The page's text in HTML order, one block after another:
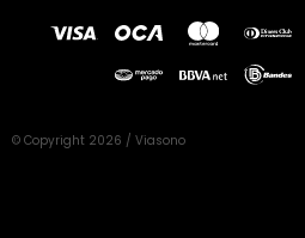
© Copyright 2026 / Viasono